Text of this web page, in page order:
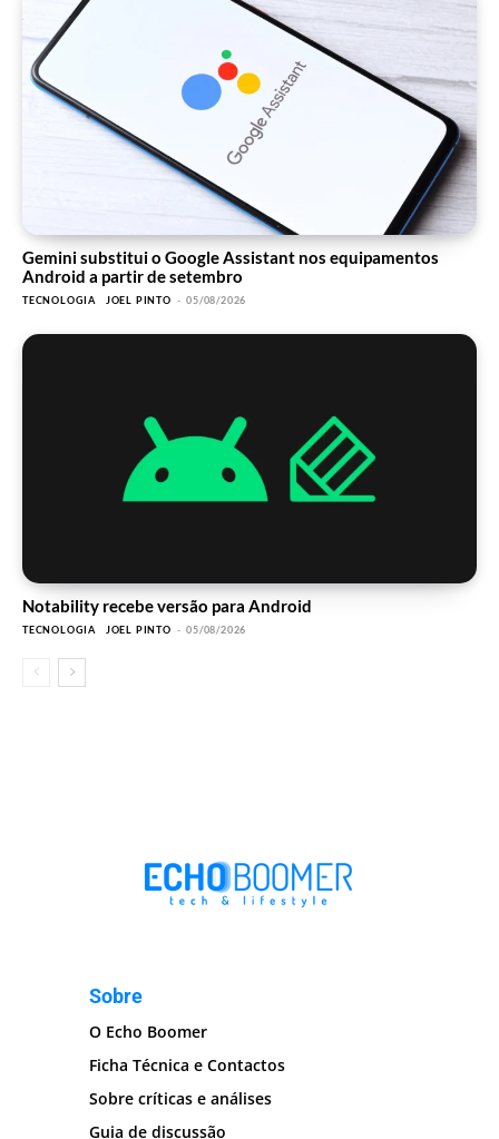
Gemini substitui o Google Assistant nos equipamentos
Android a partir de setembro
TECNOLOGIA JOEL PINTO - 05/08/2026
Notability recebe versão para Android
TECNOLOGIA JOEL PINTO - 05/08/2026
Sobre
O Echo Boomer
Ficha Técnica e Contactos
Sobre críticas e análises
Guia de discussão